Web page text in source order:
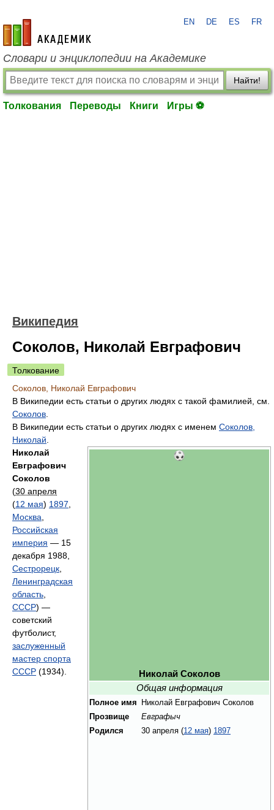
academic.ru
EN DE ES FR
Словари и энциклопедии на Академике
Найти!
Толкования Переводы Книги Игры ⚽
Википедия
Соколов, Николай Евграфович
Толкование
Соколов, Николай Евграфович
В Википедии есть статьи о других людях с такой фамилией, см.
Соколов
В Википедии есть статьи о других людях с именем Соколов,
Николай
Николай Соколов
Общая информация
Полное имя
Николай Евграфович Соколов
Прозвище
Евграфыч
Родился
30 апреля (12 мая) 1897
Николай
Евграфович
Соколов
(30 апреля
(12 мая) 1897
Москва
Российская
империя — 15
декабря 1988,
Сестрорецк
Ленинградская
область
СССР) —
советский
футболист,
заслуженный
мастер спорта
СССР (1934).